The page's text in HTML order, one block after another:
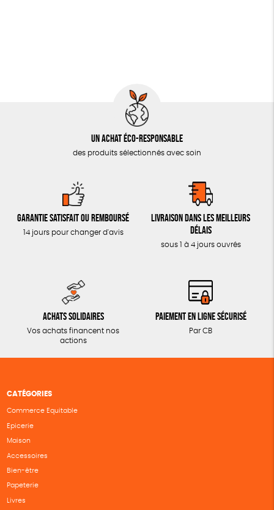
Un achat éco-responsable
des produits sélectionnés avec soin
Garantie satisfait ou remboursé
14 jours pour changer d'avis
Livraison dans les meilleurs
délais
sous 1 à 4 jours ouvrés
Achats solidaires
Vos achats financent nos
actions
Paiement en ligne sécurisé
Par CB
CATÉGORIES
Commerce Equitable
Epicerie
Maison
Accessoires
Bien-être
Papeterie
Livres